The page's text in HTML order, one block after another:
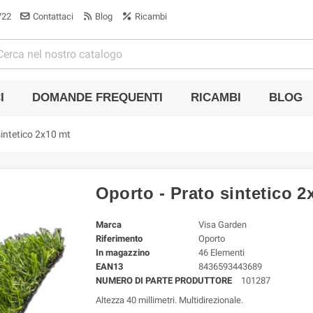
Contattaci Blog Ricambi
DOMANDE FREQUENTI RICAMBI BLOG
2x10 mt
Oporto - Prato sintetico
Marca
Visa Garden
Riferimento
Oporto
In magazzino
46 Elementi
EAN13
8436593443689
NUMERO DI PARTE PRODUTTORE
101287
Altezza 40 millimetri. Multidirezionale.